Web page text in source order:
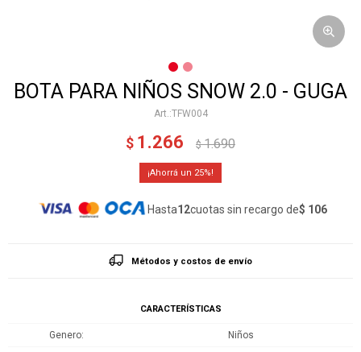
BOTA PARA NIÑOS SNOW 2.0 - GUGA
TFW004
$ 1.266 $ 1.690
25
Hasta12cuotas sin recargo de$ 106
Métodos y costos de envío
CARACTERÍSTICAS
Genero Niños